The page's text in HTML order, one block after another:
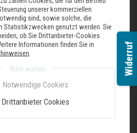
Dender 350 ml Seifenspender
passend zur Togo Lo
€ *
unserer kommerziellen
sind, sowie solche, die
Statistikzwecken genutzt werden. Sie
ob Sie Drittanbieter-Cookies
Informationen finden Sie in
Bitte wählen
Notwendige Cookies
Drittanbieter Cookies
Widerruf